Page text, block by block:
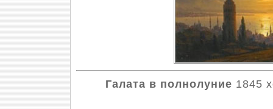
Галата в полнолуние 1845